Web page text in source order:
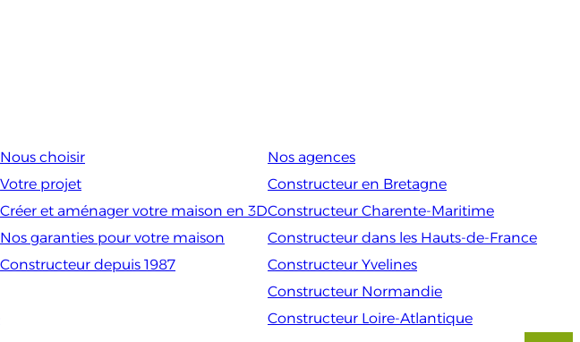
Nous choisir
Votre projet
Créer et aménager votre maison en 3D
Nos garanties pour votre maison
Constructeur depuis 1987
Nos agences
Constructeur en Bretagne
Constructeur Charente-Maritime
Constructeur dans les Hauts-de-France
Constructeur Yvelines
Constructeur Normandie
Constructeur Loire-Atlantique